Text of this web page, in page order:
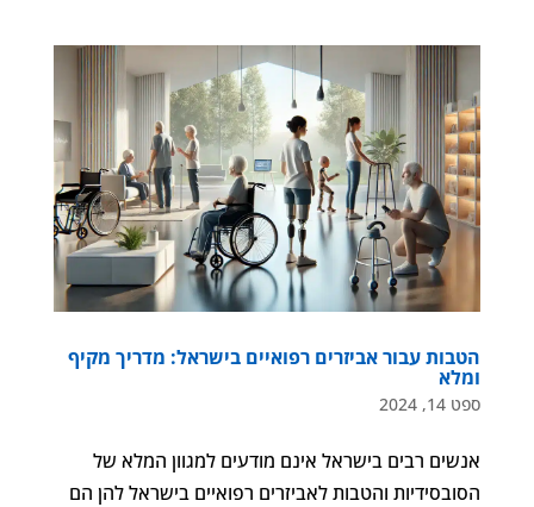
הטבות עבור אביזרים רפואיים בישראל: מדריך מקיף
ומלא
ספט 14, 2024
אנשים רבים בישראל אינם מודעים למגוון המלא של
הסובסידיות והטבות לאביזרים רפואיים בישראל להן הם